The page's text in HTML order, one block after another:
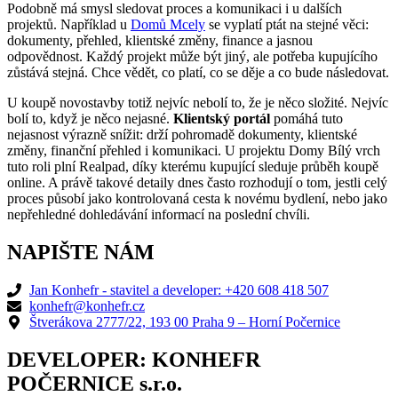
Podobně má smysl sledovat proces a komunikaci i u dalších
projektů. Například u Domů Mcely se vyplatí ptát na stejné věci:
dokumenty, přehled, klientské změny, finance a jasnou
odpovědnost. Každý projekt může být jiný, ale potřeba kupujícího
zůstává stejná. Chce vědět, co platí, co se děje a co bude následovat.
U koupě novostavby totiž nejvíc nebolí to, že je něco složité. Nejvíc
bolí to, když je něco nejasné. Klientský portál pomáhá tuto
nejasnost výrazně snížit: drží pohromadě dokumenty, klientské
změny, finanční přehled i komunikaci. U projektu Domy Bílý vrch
tuto roli plní Realpad, díky kterému kupující sleduje průběh koupě
online. A právě takové detaily dnes často rozhodují o tom, jestli celý
proces působí jako kontrolovaná cesta k novému bydlení, nebo jako
nepřehledné dohledávání informací na poslední chvíli.
NAPIŠTE NÁM
Jan Konhefr - stavitel a developer: +420 608 418 507
konhefr@konhefr.cz
Štverákova 2777/22, 193 00 Praha 9 – Horní Počernice
DEVELOPER: KONHEFR
POČERNICE s.r.o.